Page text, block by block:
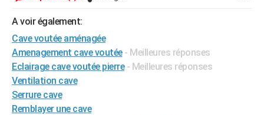
A voir également:
Cave voutée aménagée
Amenagement cave voutée - Meilleures réponses
Eclairage cave voutée pierre - Meilleures réponses
Ventilation cave
Serrure cave
Remblayer une cave